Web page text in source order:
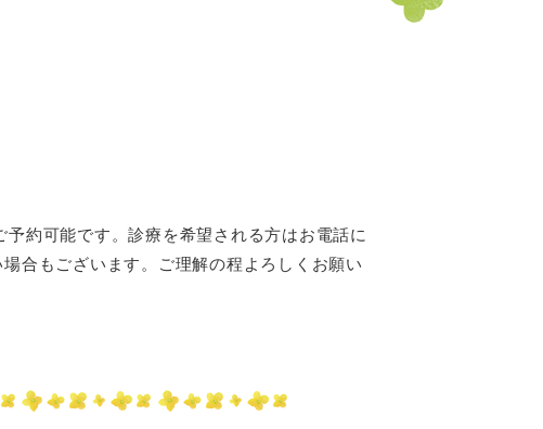
約可能です。診療を希望される方はお電話に
合もございます。ご理解の程よろしくお願い